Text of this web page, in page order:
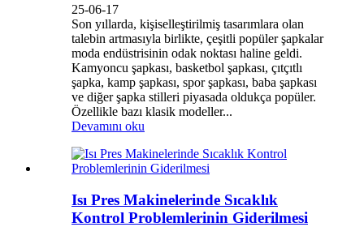
25-06-17
Son yıllarda, kişiselleştirilmiş tasarımlara olan
talebin artmasıyla birlikte, çeşitli popüler şapkalar
moda endüstrisinin odak noktası haline geldi.
Kamyoncu şapkası, basketbol şapkası, çıtçıtlı
şapka, kamp şapkası, spor şapkası, baba şapkası
ve diğer şapka stilleri piyasada oldukça popüler.
Özellikle bazı klasik modeller...
Devamını oku
Isı Pres Makinelerinde Sıcaklık
Kontrol Problemlerinin Giderilmesi